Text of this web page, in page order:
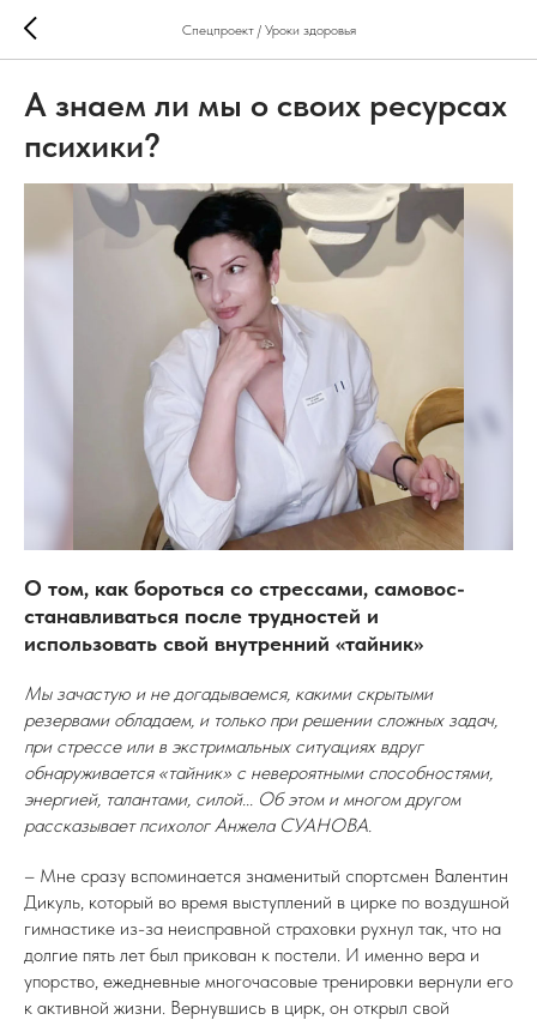
Спецпроект / Уроки здоровья
А знаем ли мы о своих ресурсах
психики?
О том, как бороться со стрессами, самовос-
станавливаться после трудностей и
использовать свой внутренний «тайник»
Мы зачастую и не догадываемся, какими скрытыми
резервами обладаем, и только при решении сложных задач,
при стрессе или в экстримальных ситуациях вдруг
обнаруживается «тайник» с невероятными способностями,
энергией, талантами, силой... Об этом и многом другом
рассказывает психолог Анжела СУАНОВА.
– Мне сразу вспоминается знаменитый спортсмен Валентин
Дикуль, который во время выступлений в цирке по воздушной
гимнастике из-за неисправной страховки рухнул так, что на
долгие пять лет был прикован к постели. И именно вера и
упорство, ежедневные многочасовые тренировки вернули его
к активной жизни. Вернувшись в цирк, он открыл свой